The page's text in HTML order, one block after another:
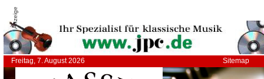
Anzeige
Freitag, 7. August 2026 Sitemap